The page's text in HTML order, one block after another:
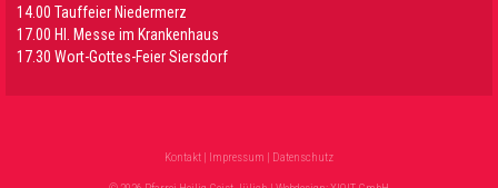
14.00 Tauffeier Niedermerz
17.00 Hl. Messe im Krankenhaus
17.30 Wort-Gottes-Feier Siersdorf
Kontakt | Impressum | Datenschutz